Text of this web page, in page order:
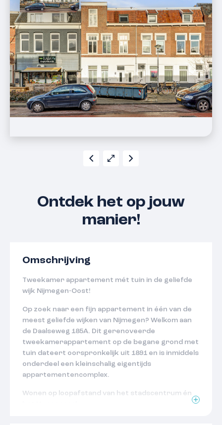
Ontdek het op jouw
manier!
Omschrijving
Tweekamer appartement mét tuin in de geliefde
wijk Nijmegen-Oost!
Op zoek naar een fijn appartement in één van de
meest geliefde wijken van Nijmegen? Welkom aan
de Daalseweg 185A. Dit gerenoveerde
tweekamerappartement op de begane grond met
tuin dateert oorspronkelijk uit 1891 en is inmiddels
onderdeel een kleinschalig eigentijds
appartementencomplex.
Wonen op loopafstand van het stadscentrum én